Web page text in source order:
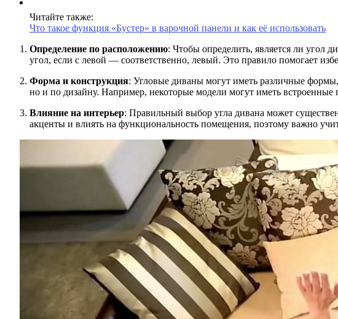
Читайте также:
Что такое функция «Бустер» в варочной панели и как её использовать
Определение по расположению: Чтобы определить, является ли угол
угол, если с левой — соответственно, левый. Это правило помогает
Форма и конструкция: Угловые диваны могут иметь различные
но и по дизайну. Например, некоторые модели могут иметь
Влияние на интерьер: Правильный выбор угла дивана может
акценты и влиять на функциональность помещения, поэтому важно